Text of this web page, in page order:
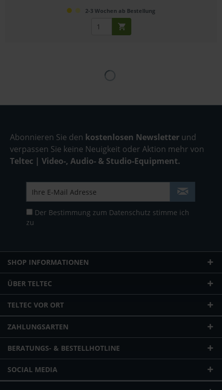
2-3 Wochen ab Bestellung
Abonnieren Sie den kostenlosen Newsletter und
verpassen Sie keine Neuigkeit oder Aktion mehr von
Teltec | Video-, Audio- & Studio-Equipment.
Der Bestimmung zum Datenschutz stimme ich
zu
SHOP INFORMATIONEN
ÜBER TELTEC
TELTEC VOR ORT
ZAHLUNGSARTEN
BERATUNGS- & BESTELLHOTLINE
SOCIAL MEDIA